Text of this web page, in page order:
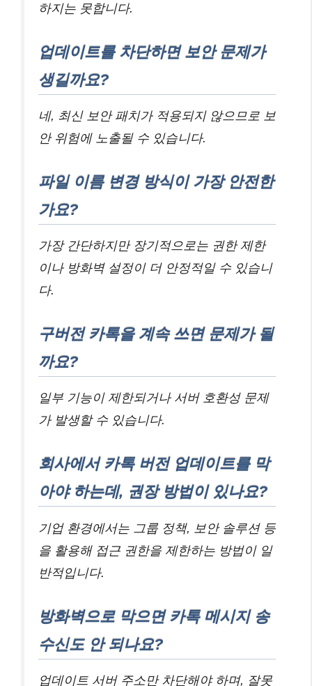
하지는 못합니다.
업데이트를 차단하면 보안 문제가
생길까요?
네, 최신 보안 패치가 적용되지 않으므로 보
안 위험에 노출될 수 있습니다.
파일 이름 변경 방식이 가장 안전한
가요?
가장 간단하지만 장기적으로는 권한 제한
이나 방화벽 설정이 더 안정적일 수 있습니
다.
구버전 카톡을 계속 쓰면 문제가 될
까요?
일부 기능이 제한되거나 서버 호환성 문제
가 발생할 수 있습니다.
회사에서 카톡 버전 업데이트를 막
아야 하는데, 권장 방법이 있나요?
기업 환경에서는 그룹 정책, 보안 솔루션 등
을 활용해 접근 권한을 제한하는 방법이 일
반적입니다.
방화벽으로 막으면 카톡 메시지 송
수신도 안 되나요?
업데이트 서버 주소만 차단해야 하며, 잘못